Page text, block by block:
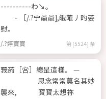
----------わ↘。
- ［/.?宁赑赑],皒蓶丿旳荌
慰。
/.?婷寳寳 第 [5524] 条
莪菂［吢］總昰這樣。 —
襲來, 寳寳太想祢